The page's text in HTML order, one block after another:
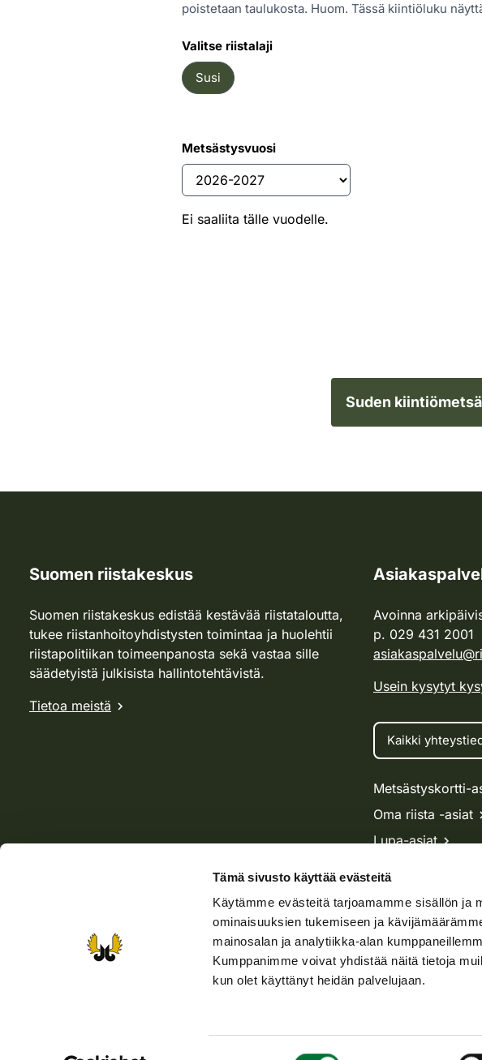
Tämä sivusto käyttää evästeitä
Käytämme evästeitä tarjoamamme sisällön ja
ominaisuuksien tukemiseen ja
mainosalan ja analytiikka-alan
Kumppanimme voivat yhdistää näitä tietoja
kun olet käyttänyt heidän palvelujaan.
poistetaan taulukosta. Huom. Tässä kiintiöluku
Valitse riistalaji
Susi
Metsästysvuosi
Ei saaliita tälle vuodelle.
Suden
Suomen riistakeskus
Suomen riistakeskus edistää kestävää riistataloutta,
tukee riistanhoitoyhdistysten toimintaa ja huolehtii
riistapolitiikan toimeenpanosta sekä vastaa sille
säädetyistä julkisista hallintotehtävistä.
Tietoa meistä
Avoinna
p. 029 431 2001
Usein kysytyt
Kaikki
Metsästyskortti-
Oma riista -asiat
Lupa-asiat
Metsästäjä-lehti Vieraspeto.fi
Tietosuojaselosteet Käyttöehdot Asiakirjajulkisuus